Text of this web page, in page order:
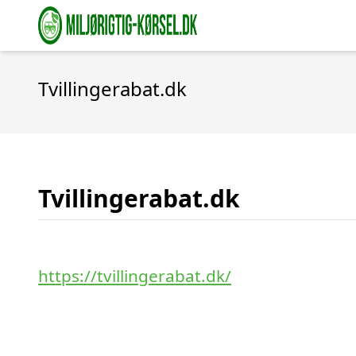
Tvillingerabat.dk
Tvillingerabat.dk
https://tvillingerabat.dk/